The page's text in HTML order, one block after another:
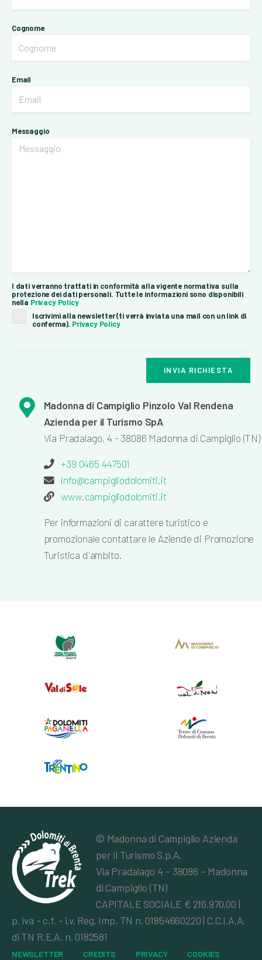
Cognome
Email
Messaggio
I dati verranno trattati in conformità alla vigente normativa sulla
protezione dei dati personali. Tutte le informazioni sono disponibili
nella Privacy Policy
Iscrivimi alla newsletter (ti verrà inviata una mail con un link di
conferma). Privacy Policy
INVIA RICHIESTA
Madonna di Campiglio Pinzolo Val Rendena
Azienda per il Turismo SpA
Via Pradalago, 4 - 38086 Madonna di Campiglio (TN)
+39 0465 447501
info@campigliodolomiti.it
www.campigliodolomiti.it
Per informazioni di carattere turistico e
promozionale contattare le Aziende di Promozione
Turistica d'ambito.
© Madonna di Campiglio Azienda
per il Turismo S.p.A.
Via Pradalago 4 – 38086 – Madonna
di Campiglio (TN)
CAPITALE SOCIALE € 216.970,00 |
p. iva - c.f. - i.v. Reg. Imp. TN n. 01854660220 | C.C.I.A.A.
di TN R.E.A. n. 0182581
NEWSLETTER CREDITS PRIVACY COOKIES